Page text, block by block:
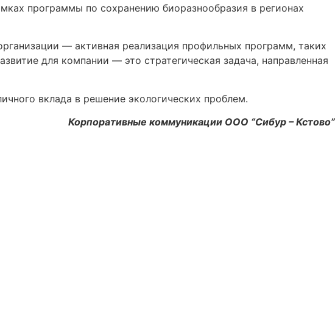
программы по сохранению биоразнообразия в регионах
— активная реализация профильных программ, таких
для компании — это стратегическая задача, направленная
вклада в решение экологических проблем.
Корпоративные коммуникации ООО “Сибур – Кстово”